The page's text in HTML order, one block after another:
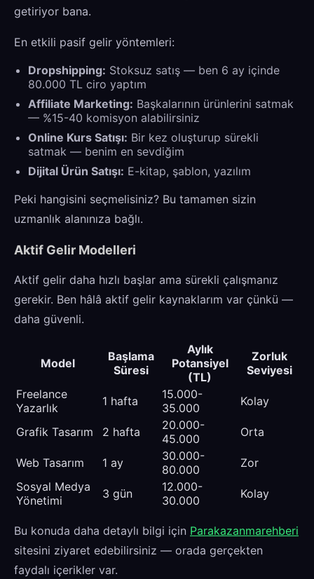
getiriyor bana.
En etkili pasif gelir yöntemleri:
Dropshipping: Stoksuz satış — ben 6 ay içinde
80.000 TL ciro yaptım
Affiliate Marketing: Başkalarının ürünlerini satmak
— %15-40 komisyon alabilirsiniz
Online Kurs Satışı: Bir kez oluşturup sürekli
satmak — benim en sevdiğim
Dijital Ürün Satışı: E-kitap, şablon, yazılım
Peki hangisini seçmelisiniz? Bu tamamen sizin
uzmanlık alanınıza bağlı.
Aktif Gelir Modelleri
Aktif gelir daha hızlı başlar ama sürekli çalışmanız
gerekir. Ben hâlâ aktif gelir kaynaklarım var çünkü —
daha güvenli.
Model
Başlama
Süresi
Aylık
Potansiyel
(TL)
Zorluk
Seviyesi
Freelance
Yazarlık
1 hafta
15.000-
35.000
Kolay
Grafik Tasarım 2 hafta
20.000-
45.000
Orta
Web Tasarım 1 ay
30.000-
80.000
Zor
Sosyal Medya
Yönetimi
3 gün
12.000-
30.000
Kolay
Bu konuda daha detaylı bilgi için Parakazanmarehberi
sitesini ziyaret edebilirsiniz — orada gerçekten
faydalı içerikler var.